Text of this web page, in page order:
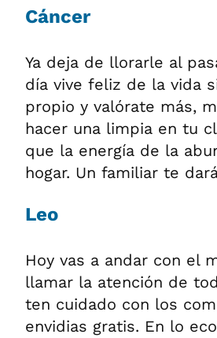
Cáncer
Ya deja de llorarle al
día vive feliz de la vida
propio y valórate más,
hacer una limpia en tu
que la energía de la
hogar. Un familiar te
Leo
Hoy vas a andar con el
llamar la atención de
ten cuidado con los
envidias gratis. En lo